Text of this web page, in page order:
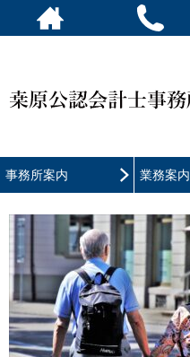
事務所案内 業務案内